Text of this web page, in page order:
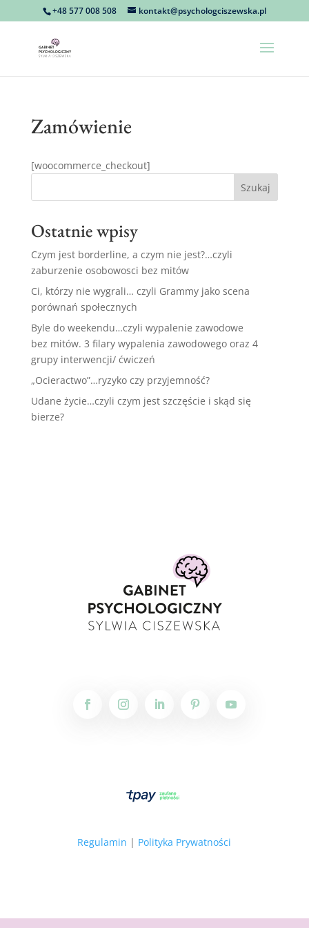
Przejdź do treści+48 577 008 508 kontakt@psychologciszewska.pl
Zamówienie
[woocommerce_checkout]
Szukaj
Ostatnie wpisy
Czym jest borderline, a czym nie jest?…czyli
zaburzenie osobowosci bez mitów
Ci, którzy nie wygrali… czyli Grammy jako scena
porównań społecznych
Byle do weekendu…czyli wypalenie zawodowe
bez mitów. 3 filary wypalenia zawodowego oraz 4
grupy interwencji/ ćwiczeń
„Ocieractwo”…ryzyko czy przyjemność?
Udane życie…czyli czym jest szczęście i skąd się
bierze?
Regulamin | Polityka Prywatności